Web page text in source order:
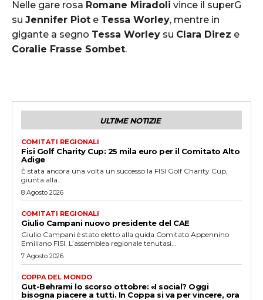
Nelle gare rosa Romane Miradoli vince il superG
su Jennifer Piot e Tessa Worley, mentre in
gigante a segno Tessa Worley su Clara Direz e
Coralie Frasse Sombet.
ULTIME NOTIZIE
COMITATI REGIONALI
Fisi Golf Charity Cup: 25 mila euro per il Comitato Alto
Adige
È stata ancora una volta un successo la FISI Golf Charity Cup,
giunta alla...
8 Agosto 2026
COMITATI REGIONALI
Giulio Campani nuovo presidente del CAE
Giulio Campani è stato eletto alla guida Comitato Appennino
Emiliano FISI. L’assemblea regionale tenutasi...
7 Agosto 2026
COPPA DEL MONDO
Gut-Behrami lo scorso ottobre: «I social? Oggi
bisogna piacere a tutti. In Coppa si va per vincere, ora